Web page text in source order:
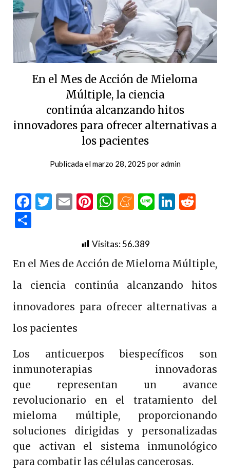
En el Mes de Acción de Mieloma
Múltiple, la ciencia
continúa alcanzando hitos
innovadores para ofrecer alternativas a
los pacientes
Publicada elmarzo 28, 2025 poradmin
Facebook
Twitter
EmailPinterest
WhatsApp
Meneame
Line
Visitas:56.389
En el Mes de Acción de Mieloma Múltiple,
la ciencia continúa alcanzando hitos
innovadores para ofrecer alternativas a
los pacientes
Los anticuerpos biespecíficos son
inmunoterapias innovadoras
que representan un avance
revolucionario en el tratamiento del
mieloma múltiple, proporcionando
soluciones dirigidas y personalizadas
que activan el sistema inmunológico
para combatir las células cancerosas.